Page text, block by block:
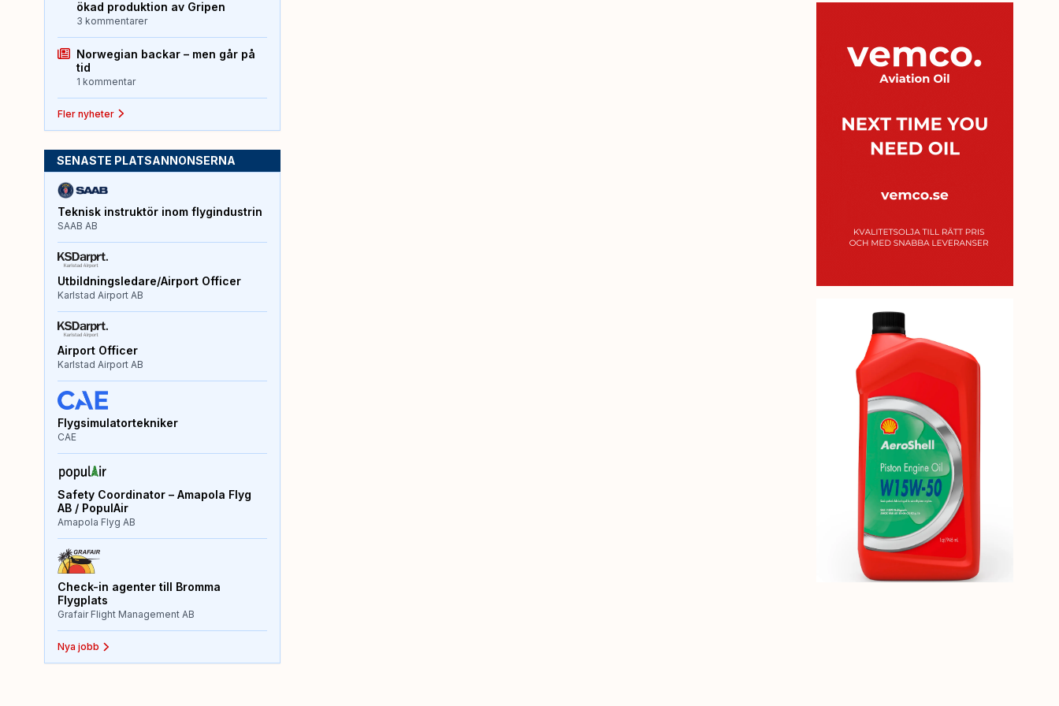
ökad produktion av Gripen
3 kommentarer
Norwegian backar – men går på
tid
1 kommentar
Fler nyheter
SENASTE PLATSANNONSERNA
Teknisk instruktör inom flygindustrin
SAAB AB
Utbildningsledare/Airport Officer
Karlstad Airport AB
Airport Officer
Karlstad Airport AB
Flygsimulatortekniker
CAE
Safety Coordinator – Amapola Flyg
AB / PopulAir
Amapola Flyg AB
Check-in agenter till Bromma
Flygplats
Grafair Flight Management AB
Nya jobb